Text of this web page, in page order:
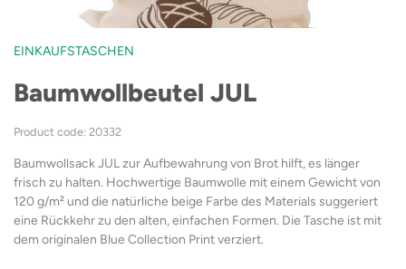
EINKAUFSTASCHEN
Baumwollbeutel JUL
Product code: 20332
Baumwollsack JUL zur Aufbewahrung von Brot hilft, es länger
frisch zu halten. Hochwertige Baumwolle mit einem Gewicht von
120 g/m² und die natürliche beige Farbe des Materials suggeriert
eine Rückkehr zu den alten, einfachen Formen. Die Tasche ist mit
dem originalen Blue Collection Print verziert.